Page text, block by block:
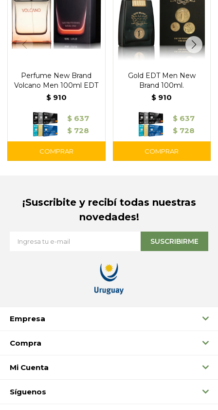
Perfume New Brand
Volcano Men 100ml EDT
$ 910
$ 637
$ 728
Gold EDT Men New
Brand 100ml.
$ 910
$ 637
$ 728
Empresa
Compra
Mi Cuenta
Síguenos
¡Suscribite y recibí todas nuestras
novedades!
SUSCRIBIRME